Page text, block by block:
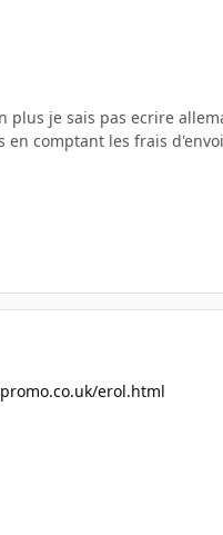
plus je sais pas ecrire
comptant les frais
erol.html